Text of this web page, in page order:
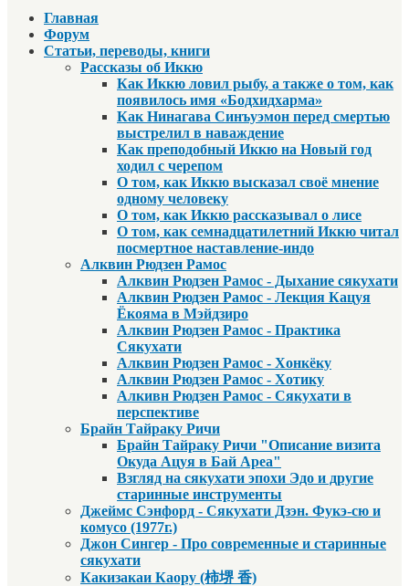
Главная
Форум
Статьи, переводы, книги
Рассказы об Иккю
Как Иккю ловил рыбу, а также о том, как
появилось имя «Бодхидхарма»
Как Нинагава Синъуэмон перед смертью
выстрелил в наваждение
Как преподобный Иккю на Новый год
ходил с черепом
О том, как Иккю высказал своё мнение
одному человеку
О том, как Иккю рассказывал о лисе
О том, как семнадцатилетний Иккю читал
посмертное наставление-индо
Алквин Рюдзен Рамос
Алквин Рюдзен Рамос - Дыхание сякухати
Алквин Рюдзен Рамос - Лекция Кацуя
Ёкояма в Мэйдзиро
Алквин Рюдзен Рамос - Практика
Сякухати
Алквин Рюдзен Рамос - Хонкёку
Алквин Рюдзен Рамос - Хотику
Алкивн Рюдзен Рамос - Сякухати в
перспективе
Брайн Тайраку Ричи
Брайн Тайраку Ричи "Описание визита
Окуда Ацуя в Бай Ареа"
Взгляд на сякухати эпохи Эдо и другие
старинные инструменты
Джеймс Сэнфорд - Сякухати Дзэн. Фукэ-сю и
комусо (1977г.)
Джон Сингер - Про современные и старинные
сякухати
Какизакаи Каору (柿堺 香)